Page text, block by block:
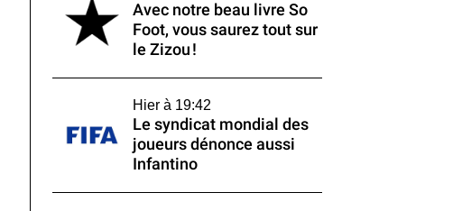
Avec notre beau livre So
Foot, vous saurez tout sur
le Zizou !
Hier à 19:42
Le syndicat mondial des
joueurs dénonce aussi
Infantino